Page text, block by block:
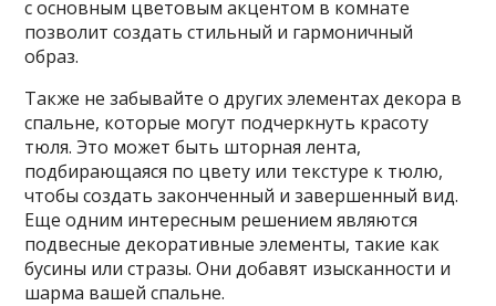
с основным цветовым акцентом в комнате
позволит создать стильный и гармоничный
образ.
Также не забывайте о других элементах декора в
спальне, которые могут подчеркнуть красоту
тюля. Это может быть шторная лента,
подбирающаяся по цвету или текстуре к тюлю,
чтобы создать законченный и завершенный вид.
Еще одним интересным решением являются
подвесные декоративные элементы, такие как
бусины или стразы. Они добавят изысканности и
шарма вашей спальне.